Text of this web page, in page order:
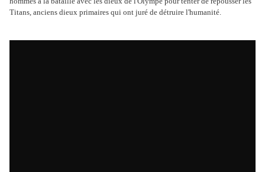
Titans, anciens dieux primaires qui ont juré de détruire l'humanité.